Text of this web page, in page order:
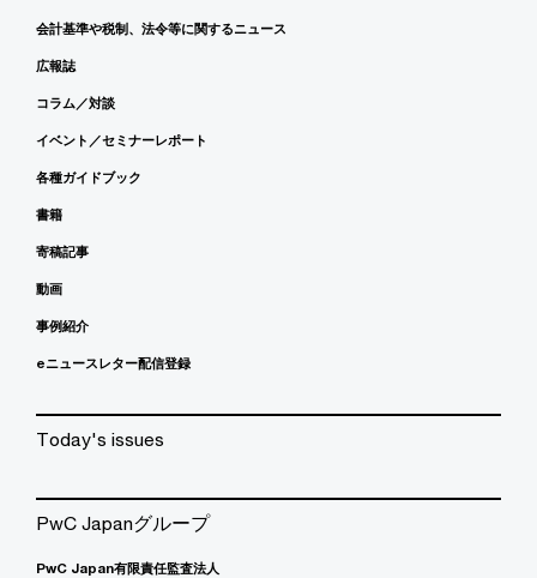
会計基準や税制、法令等に関するニュース
広報誌
コラム／対談
イベント／セミナーレポート
各種ガイドブック
書籍
寄稿記事
動画
事例紹介
eニュースレター配信登録
Today's issues
PwC Japanグループ
PwC Japan有限責任監査法人